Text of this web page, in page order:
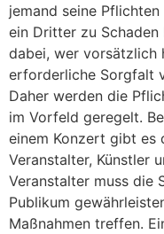
jemand seine
ein Dritter zu
dabei, wer vorsätzlich
erforderliche Sorgfalt
Daher werden die
im Vorfeld geregelt.
einem Konzert gibt es
Veranstalter, Künstler
Veranstalter muss die
Publikum
Maßnahmen treffen.